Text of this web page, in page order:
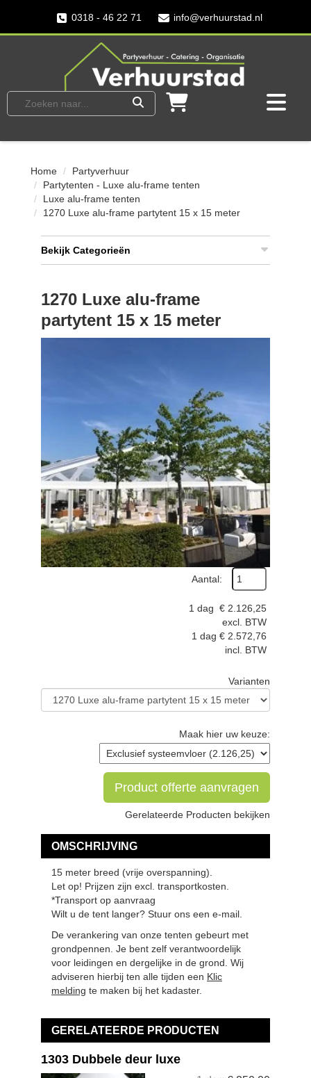
0318 - 46 22 71 info@verhuurstad.nl
Home
Partyverhuur
Partytenten - Luxe alu-frame tenten
Luxe alu-frame tenten
1270 Luxe alu-frame partytent 15 x 15 meter
Bekijk Categorieën
1270 Luxe alu-frame
partytent 15 x 15 meter
Aantal:
1 dag € 2.126,25
excl. BTW
1 dag € 2.572,76
incl. BTW
Varianten
Maak hier uw keuze:
Product offerte aanvragen
Gerelateerde Producten bekijken
OMSCHRIJVING
15 meter breed (vrije overspanning).
Let op! Prijzen zijn excl. transportkosten.
*Transport op aanvraag
Wilt u de tent langer? Stuur ons een e-mail.
De verankering van onze tenten gebeurt met
grondpennen. Je bent zelf verantwoordelijk
voor leidingen en dergelijke in de grond. Wij
adviseren hierbij ten alle tijden een Klic
melding te maken bij het kadaster.
GERELATEERDE PRODUCTEN
1303 Dubbele deur luxe